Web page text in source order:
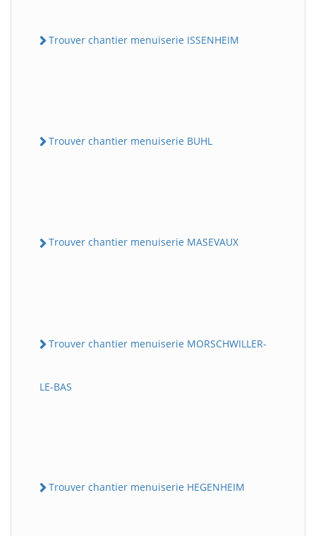
Trouver chantier menuiserie ISSENHEIM
Trouver chantier menuiserie BUHL
Trouver chantier menuiserie MASEVAUX
Trouver chantier menuiserie MORSCHWILLER-
LE-BAS
Trouver chantier menuiserie HEGENHEIM